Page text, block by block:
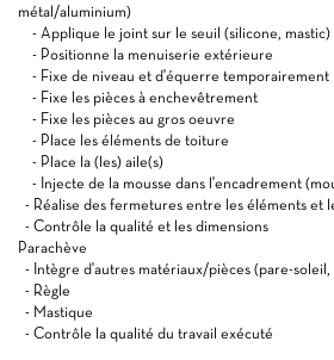
métal/aluminium)
- Applique le joint sur le seuil (silicone, mastic)
- Positionne la menuiserie extérieure
- Fixe de niveau et d'équerre temporairement
- Fixe les pièces à enchevêtrement
- Fixe les pièces au gros oeuvre
- Place les éléments de toiture
- Place la (les) aile(s)
- Injecte de la mousse dans l'encadrement
- Réalise des fermetures entre les éléments et
- Contrôle la qualité et les dimensions
Parachève
- Intègre d'autres matériaux/pièces (pare-
- Règle
- Mastique
- Contrôle la qualité du travail exécuté